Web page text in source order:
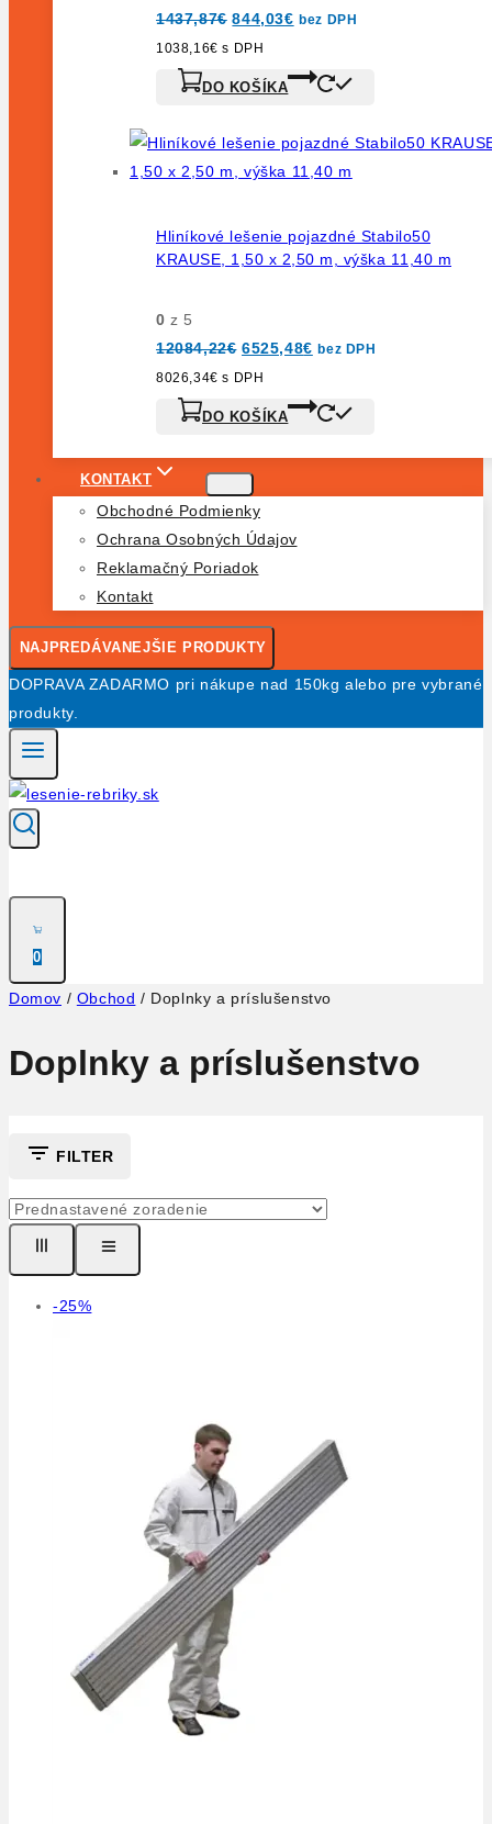
1437,87€ Pôvodná
cena
bola:
844,03€Aktuálna
cena
bez DPH
1038,16€ s DPH
DO KOŠÍKA
Hliníkové lešenie pojazdné Stabilo50
KRAUSE, 1,50 x 2,50 m, výška 11,40 m
0 z 5
12084,22€ Pôvodná
cena
bola:
6525,48€Aktuálna
cena
bez DPH
8026,34€ s DPH
DO KOŠÍKA
KONTAKT
Obchodné Podmienky
Ochrana Osobných Údajov
Reklamačný Poriadok
Kontakt
NAJPREDÁVANEJŠIE PRODUKTY
DOPRAVA ZADARMO pri nákupe nad 150kg alebo pre vybrané
produkty.
0
Domov / Obchod / Doplnky a príslušenstvo
Doplnky a príslušenstvo
FILTER
-25%Výrobok